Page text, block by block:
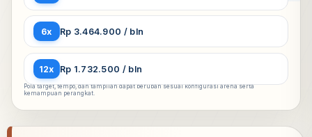
6x Rp 3.464.900 / bln
12x Rp 1.732.500 / bln
Pola target, tempo, dan tampilan dapat berubah sesuai konfigurasi arena serta
kemampuan perangkat.